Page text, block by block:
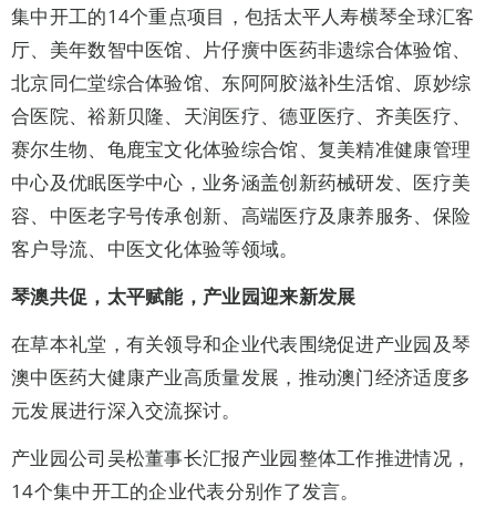
集中开工的14个重点项目，包括太平人寿横琴全球汇客
厅、美年数智中医馆、片仔癀中医药非遗综合体验馆、
北京同仁堂综合体验馆、东阿阿胶滋补生活馆、原妙综
合医院、裕新贝隆、天润医疗、德亚医疗、齐美医疗、
赛尔生物、龟鹿宝文化体验综合馆、复美精准健康管理
中心及优眠医学中心，业务涵盖创新药械研发、医疗美
容、中医老字号传承创新、高端医疗及康养服务、保险
客户导流、中医文化体验等领域。
琴澳共促，太平赋能，产业园迎来新发展
在草本礼堂，有关领导和企业代表围绕促进产业园及琴
澳中医药大健康产业高质量发展，推动澳门经济适度多
元发展进行深入交流探讨。
产业园公司吴松董事长汇报产业园整体工作推进情况，
14个集中开工的企业代表分别作了发言。